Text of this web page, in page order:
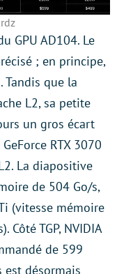
GPU AD104. Le
; en principe,
Tandis que la
L2, sa petite
un gros écart
RTX 3070
La diapositive
de 504 Go/s,
(vitesse mémoire
TGP, NVIDIA
de 599
est désormais